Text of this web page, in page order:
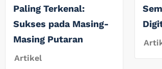
Paling Terkenal:
Sukses pada Masing-
Masing Putaran
Artikel